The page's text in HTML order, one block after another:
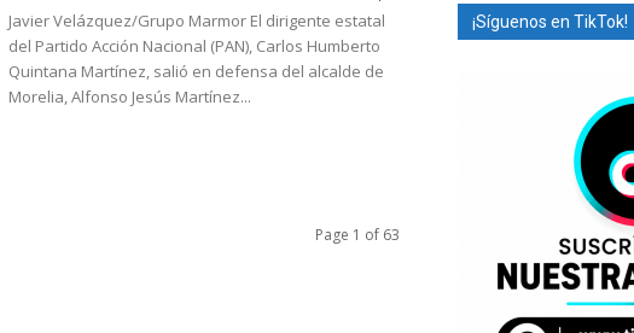
Javier Velázquez/Grupo Marmor El dirigente estatal
del Partido Acción Nacional (PAN), Carlos Humberto
Quintana Martínez, salió en defensa del alcalde de
Morelia, Alfonso Jesús Martínez...
Page 1 of 63
¡Síguenos en TikTok!